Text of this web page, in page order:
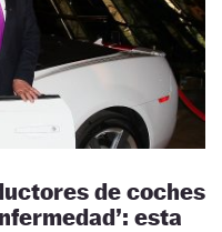
de coches
esta